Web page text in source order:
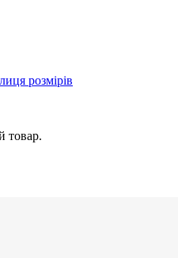
розмірів
товар.